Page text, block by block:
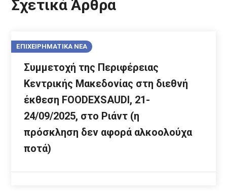
Σχετικά Άρθρα
ΕΠΙΧΕΙΡΗΜΑΤΙΚΑ ΝΕΑ
Συμμετοχή της Περιφέρειας
Κεντρικής Μακεδονίας στη διεθνή
έκθεση FOODEXSAUDI, 21-
24/09/2025, στο Ριάντ (η
πρόσκληση δεν αφορά αλκοολούχα
ποτά)